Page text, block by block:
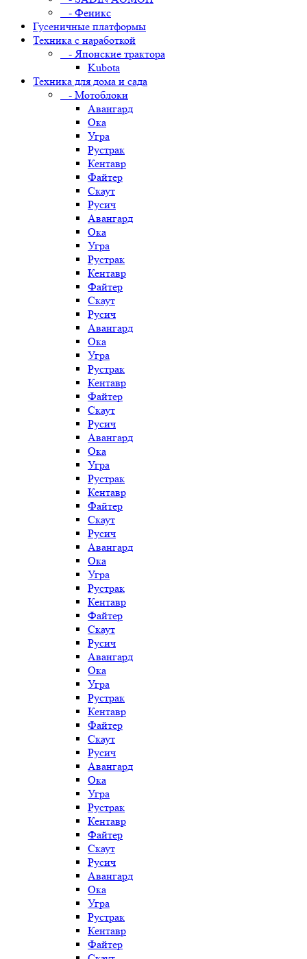
- Феникс
Гусеничные платформы
Техника с наработкой
- Японские трактора
Kubota
Техника для дома и сада
- Мотоблоки
Авангард
Ока
Угра
Рустрак
Кентавр
Файтер
Скаут
Русич
Авангард
Ока
Угра
Рустрак
Кентавр
Файтер
Скаут
Русич
Авангард
Ока
Угра
Рустрак
Кентавр
Файтер
Скаут
Русич
Авангард
Ока
Угра
Рустрак
Кентавр
Файтер
Скаут
Русич
Авангард
Ока
Угра
Рустрак
Кентавр
Файтер
Скаут
Русич
Авангард
Ока
Угра
Рустрак
Кентавр
Файтер
Скаут
Русич
Авангард
Ока
Угра
Рустрак
Кентавр
Файтер
Скаут
Русич
Авангард
Ока
Угра
Рустрак
Кентавр
Файтер